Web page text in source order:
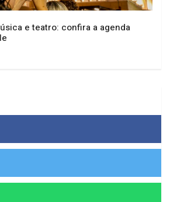
e teatro: confira a agenda